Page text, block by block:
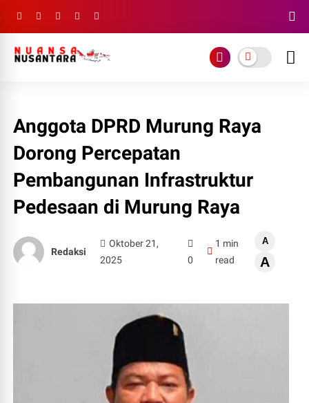
Anggota DPRD Murung Raya
Dorong Percepatan
Pembangunan Infrastruktur
Pedesaan di Murung Raya
Redaksi
Oktober 21,
2025
0
1 min
read
A
A